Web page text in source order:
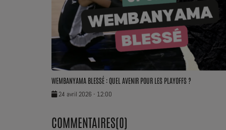
Dossier de Presse
Service Commercial
WEMBANYAMA BLESSÉ : QUEL AVENIR POUR LES PLAYOFFS ?
24 avril 2026 - 12:00
COMMENTAIRES(0)